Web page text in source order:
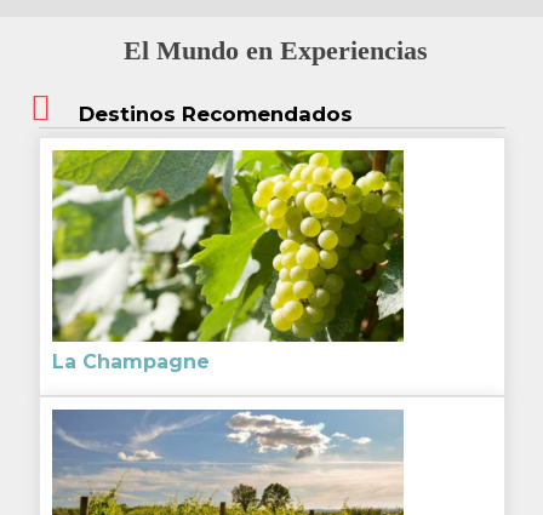
El Mundo en Experiencias
Destinos Recomendados
La Champagne